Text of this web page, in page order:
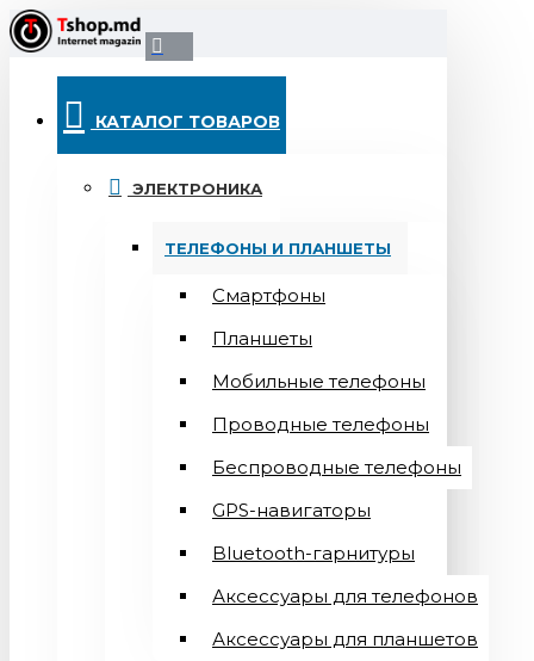
КАТАЛОГ ТОВАРОВ
ЭЛЕКТРОНИКА
ТЕЛЕФОНЫ И ПЛАНШЕТЫ
Смартфоны
Планшеты
Мобильные телефоны
Проводные телефоны
Беспроводные телефоны
GPS-навигаторы
Bluetooth-гарнитуры
Аксессуары для телефонов
Аксессуары для планшетов